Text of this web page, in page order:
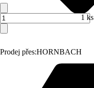
Prodej přes:HORNBACH
1 ks